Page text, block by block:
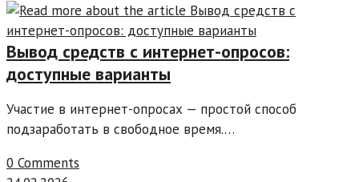
Вывод средств с интернет-опросов:
доступные варианты
Участие в интернет-опросах — простой способ
подзаработать в свободное время.…
0 Comments